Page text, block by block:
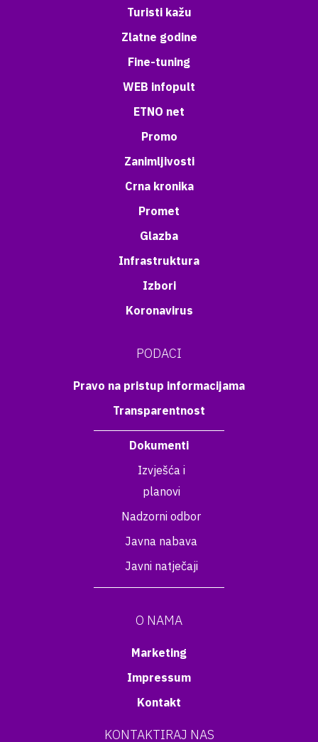
Turisti kažu
Zlatne godine
Fine-tuning
WEB infopult
ETNO net
Promo
Zanimljivosti
Crna kronika
Promet
Glazba
Infrastruktura
Izbori
Koronavirus
PODACI
Pravo na pristup informacijama
Transparentnost
Dokumenti
Izvješća i
planovi
Nadzorni odbor
Javna nabava
Javni natječaji
O NAMA
Marketing
Impressum
Kontakt
KONTAKTIRAJ NAS